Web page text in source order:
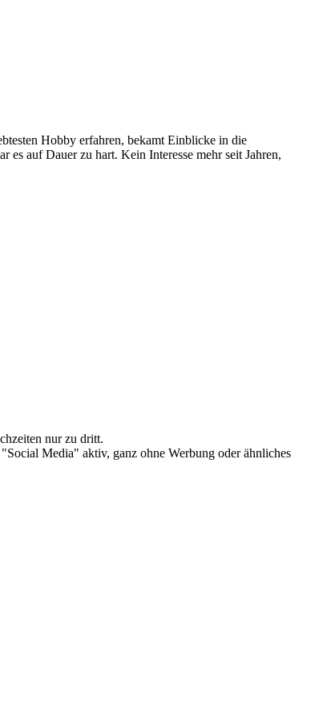
Hobby erfahren, bekamt Einblicke in die
es auf Dauer zu hart. Kein Interesse mehr seit Jahren,
nur zu dritt.
Media" aktiv, ganz ohne Werbung oder ähnliches